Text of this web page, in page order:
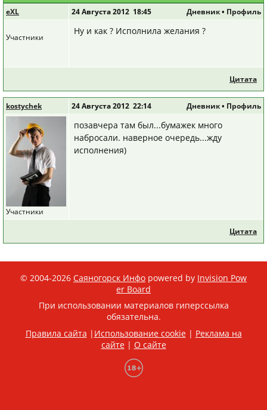
eXL
Участники
Дневник• Профиль
24 Августа 2012 18:45
Ну и как ? Исполнила желания ?
Цитата
kostychek
Участники
Дневник• Профиль
24 Августа 2012 22:14
позавчера там был...бумажек много
набросали. наверное очередь...жду
исполнения)
Цитата
© 2004-2026 Саяногорск Инфо powered by Invision Pow
er Board
При использовании материалов гиперссылка
обязательна.
Правила сайта | Использование cookie| Реклама на
сайте| О сайте